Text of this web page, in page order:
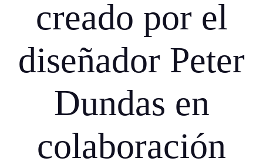
creado por el
diseñador Peter
Dundas en
colaboración